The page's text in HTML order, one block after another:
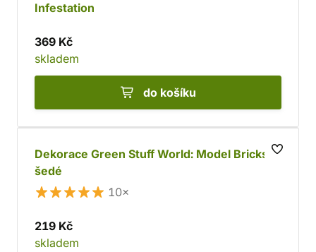
Infestation
369 Kč
skladem
do košíku
Dekorace Green Stuff World: Model Bricks,
šedé
10×
219 Kč
skladem